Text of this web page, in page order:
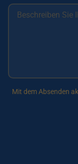
Mit dem Absenden